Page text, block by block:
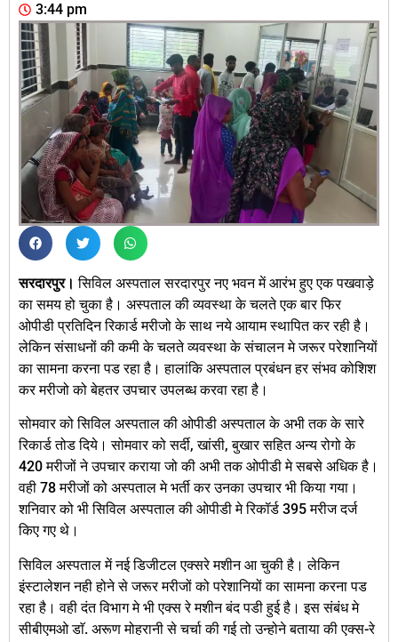
3:44 pm
सरदारपुर। सिविल अस्पताल सरदारपुर नए भवन में आरंभ हुए एक पखवाड़े
का समय हो चुका है। अस्पताल की व्यवस्था के चलते एक बार फिर
ओपीडी प्रतिदिन रिकार्ड मरीजो के साथ नये आयाम स्थापित कर रही है।
लेकिन संसाधनों की कमी के चलते व्यवस्था के संचालन मे जरूर परेशानियों
का सामना करना पड रहा है। हालांकि अस्पताल प्रबंधन हर संभव कोशिश
कर मरीजो को बेहतर उपचार उपलब्ध करवा रहा है।
सोमवार को सिविल अस्पताल की ओपीडी अस्पताल के अभी तक के सारे
रिकार्ड तोड दिये। सोमवार को सर्दी, खांसी, बुखार सहित अन्य रोगो के
420 मरीजों ने उपचार कराया जो की अभी तक ओपीडी मे सबसे अधिक है।
वही 78 मरीजों को अस्पताल मे भर्ती कर उनका उपचार भी किया गया।
शनिवार को भी सिविल अस्पताल की ओपीडी मे रिकॉर्ड 395 मरीज दर्ज
किए गए थे।
सिविल अस्पताल में नई डिजीटल एक्सरे मशीन आ चुकी है। लेकिन
इंस्टालेशन नही होने से जरूर मरीजों को परेशानियों का सामना करना पड
रहा है। वही दंत विभाग मे भी एक्स रे मशीन बंद पडी हुई है। इस संबंध मे
सीबीएमओ डाॅ. अरूण मोहरानी से चर्चा की गई तो उन्होने बताया की एक्स-रे